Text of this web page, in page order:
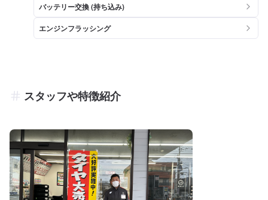
バッテリー交換 (持ち込み)
エンジンフラッシング
スタッフや特徴紹介